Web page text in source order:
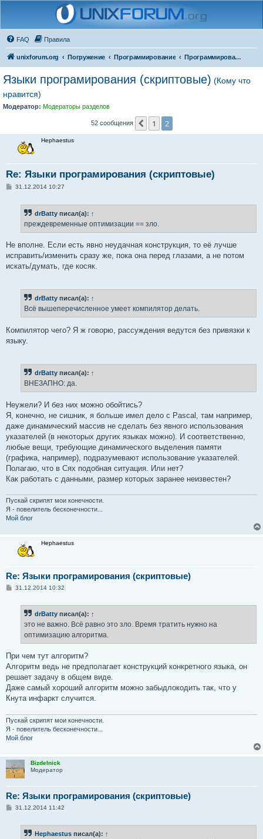
FAQ Правила
unixforum.org Погружение Программирование Программирование для начинающих
Языки програмирования (скриптовые) (Кому что
нравится)
Модератор: Модераторы разделов
52 сообщения Пред.
1 2
Hephaestus
Re: Языки програмирования (скриптовые)
С
е
31.12.2014 10:27
drBatty писал(а): ↑
преждевременные оптимизации == зло.
Не вполне. Если есть явно неудачная конструкция, то её лучше
исправить/изменить сразу же, пока она перед глазами, а не потом
искать/думать, где косяк.
drBatty писал(а): ↑
Всё вышеперечисленное умеет компилятор делать.
Компилятор чего? Я ж говорю, рассуждения ведутся без привязки к
языку.
drBatty писал(а): ↑
ВНЕЗАПНО: да.
Неужели? И без них можно обойтись?
Я, конечно, не сишник, я больше имел дело с Pascal, там например,
даже динамический массив не сделать без явного использования
указателей (в некоторых других языках можно). И соответственно,
любые вещи, требующие динамического выделения памяти
(графика, например), подразумевают использование указателей.
Полагаю, что в Сях подобная ситуация. Или нет?
Как работать с данными, размер которых заранее неизвестен?
Пускай скрипят мои конечности.
Я - повелитель бесконечности...
Мой блог
Hephaestus
Re: Языки програмирования (скриптовые)
С31.12.2014 10:32
drBatty писал(а): ↑
это не важно. Всё равно это зло. Время тратить нужно на
оптимизацию алгоритма.
При чем тут алгоритм?
Алгоритм ведь не предполагает конструкций конкретного языка, он
решает задачу в общем виде.
Даже самый хороший алгоритм можно забыдлокодить так, что у
Кнута инфаркт случится.
Пускай скрипят мои конечности.
Я - повелитель бесконечности...
Мой блог
Bizdelnick
Модератор
Re: Языки програмирования (скриптовые)
С31.12.2014 11:42
Hephaestus писал(а): ↑